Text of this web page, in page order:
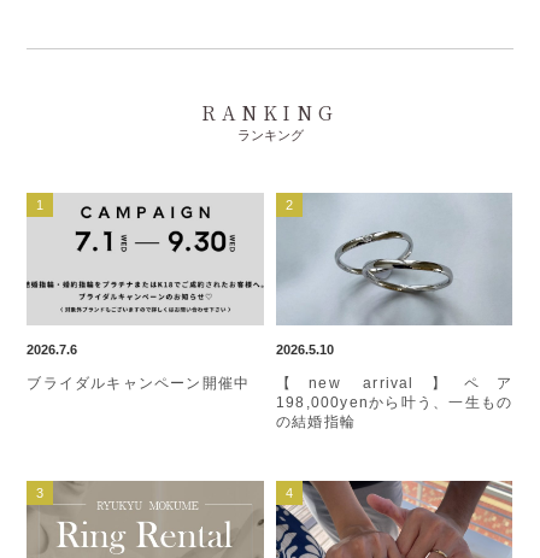
RANKING
ランキング
2026.7.6
ブライダルキャンペーン開催中
2026.5.10
【new arrival】ペア
198,000yenから叶う、一生もの
の結婚指輪